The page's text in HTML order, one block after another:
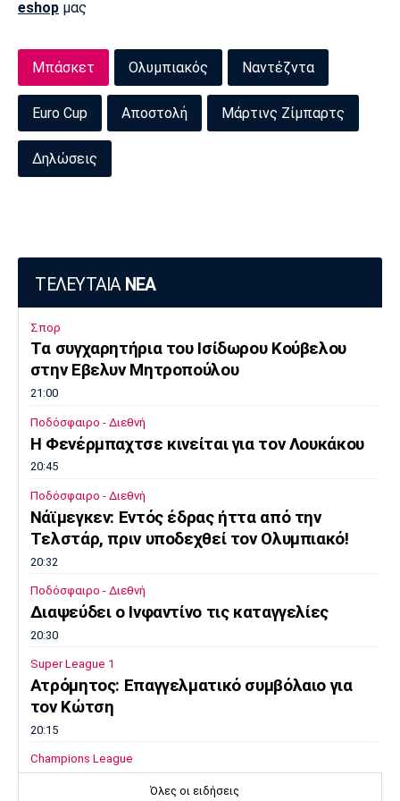
eshop μας
Μπάσκετ Ολυμπιακός Ναντέζντα
Euro Cup Αποστολή Μάρτινς Ζίμπαρτς
Δηλώσεις
ΤΕΛΕΥΤΑΙΑ ΝΕΑ
Σπορ
Tα συγχαρητήρια του Ισίδωρου Κούβελου
στην Εβελυν Μητροπούλου
21:00
Ποδόσφαιρο - Διεθνή
Η Φενέρμπαχτσε κινείται για τον Λουκάκου
20:45
Ποδόσφαιρο - Διεθνή
Νάϊμεγκεν: Εντός έδρας ήττα από την
Tελστάρ, πριν υποδεχθεί τον Ολυμπιακό!
20:32
Ποδόσφαιρο - Διεθνή
Διαψεύδει ο Ινφαντίνο τις καταγγελίες
20:30
Super League 1
Ατρόμητος: Επαγγελματικό συμβόλαιο για
τον Κώτση
20:15
Champions League
ΠΑΟΚ – Μπραν 2-3: Εκτός συνέχειας από το
Όλες οι ειδήσεις